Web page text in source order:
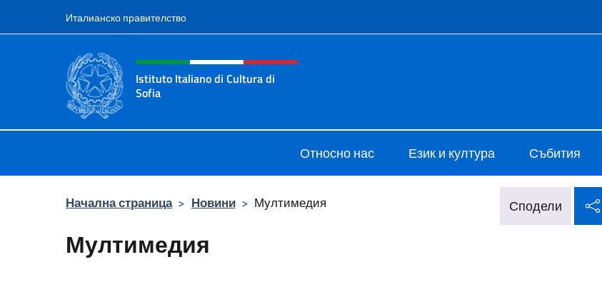
Италианско правителство
Intestazione sito, social e menù
Istituto Italiano di Cultura di
Sofia
Относно нас Език и култура Събития
Начална страница > Новини > Мултимедия Сподели
Мултимедия